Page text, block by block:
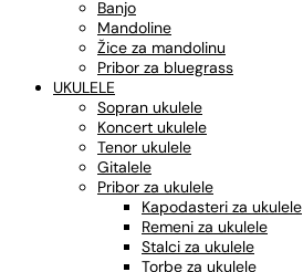
Banjo
Mandoline
Žice za mandolinu
Pribor za bluegrass
UKULELE
Sopran ukulele
Koncert ukulele
Tenor ukulele
Gitalele
Pribor za ukulele
Kapodasteri za ukulele
Remeni za ukulele
Stalci za ukulele
Torbe za ukulele